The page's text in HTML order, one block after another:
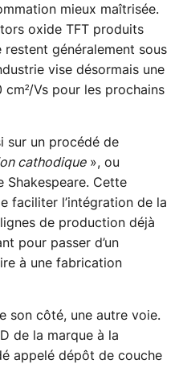
mieux maîtrisée.
oxide TFT produits
restent généralement sous
vise désormais une
Vs pour les prochains
sur un procédé de
cathodique», ou
Shakespeare. Cette
faciliter l’intégration de la
de production déjà
pour passer d’un
à une fabrication
son côté, une autre voie.
de la marque à la
appelé dépôt de couche